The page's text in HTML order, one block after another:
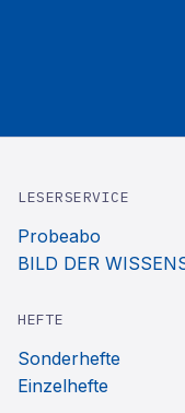
LESERSERVICE
Probeabo
BILD DER
HEFTE
Sonderhefte
Einzelhefte